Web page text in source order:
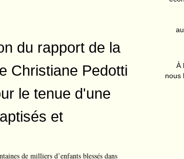
du rapport de la
Christiane Pedotti
le tenue d'une
et
de milliers d’enfants blessés dans
À
nous